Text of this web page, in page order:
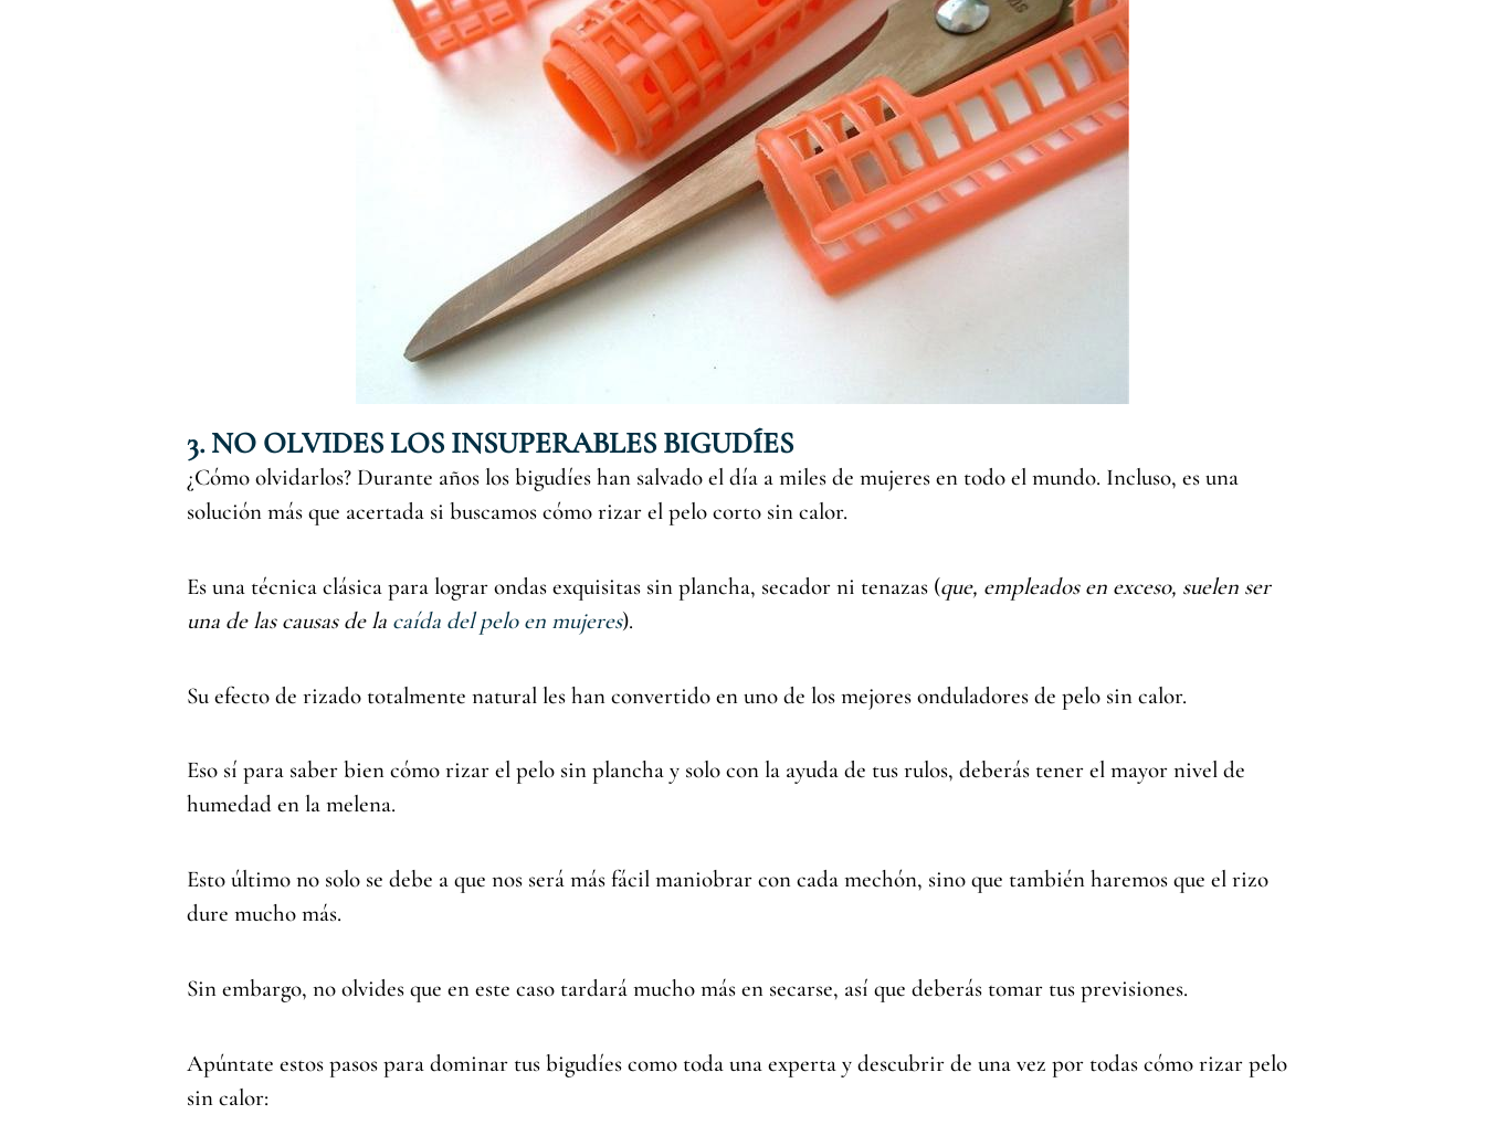
3. NO OLVIDES LOS INSUPERABLES BIGUDÍES
¿Cómo olvidarlos? Durante años los bigudíes han salvado el día a miles de mujeres en todo el mundo. Incluso, es una
solución más que acertada si buscamos cómo rizar el pelo corto sin calor.
Es una técnica clásica para lograr ondas exquisitas sin plancha, secador ni tenazas (que, empleados en exceso, suelen ser
una de las causas de la caída del pelo en mujeres).
Su efecto de rizado totalmente natural les han convertido en uno de los mejores onduladores de pelo sin calor.
Eso sí para saber bien cómo rizar el pelo sin plancha y solo con la ayuda de tus rulos, deberás tener el mayor nivel de
humedad en la melena.
Esto último no solo se debe a que nos será más fácil maniobrar con cada mechón, sino que también haremos que el rizo
dure mucho más.
Sin embargo, no olvides que en este caso tardará mucho más en secarse, así que deberás tomar tus previsiones.
Apúntate estos pasos para dominar tus bigudíes como toda una experta y descubrir de una vez por todas cómo rizar pelo
sin calor: